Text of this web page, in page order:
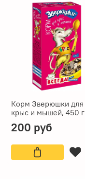
Корм Зверюшки для
крыс и мышей, 450 г
200 руб